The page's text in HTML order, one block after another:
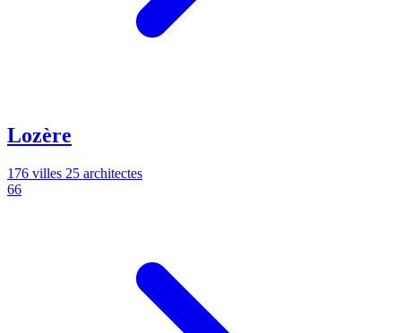
Lozère
176 villes 25 architectes
66